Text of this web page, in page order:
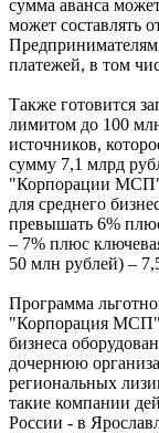
сумма аванса
может составлять
платежей, в том
Также готовится
лимитом до 100
источников,
сумму 7,1 млрд
"Корпорации МСП"
для среднего
превышать 6%
– 7% плюс
50 млн рублей) –
Программа
"Корпорация МСП"
бизнеса
дочернюю
региональных
такие компании
России - в